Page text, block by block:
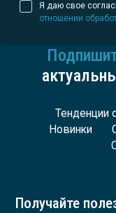
Я даю свое
отношении
Тенденции
Новинки
Получайте